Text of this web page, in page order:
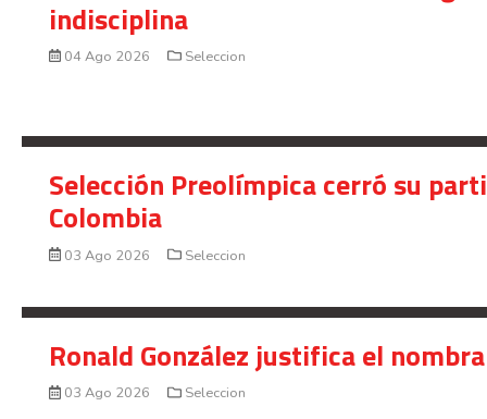
indisciplina
04 Ago 2026 Seleccion
Selección Preolímpica cerró su
Colombia
03 Ago 2026 Seleccion
Ronald González justifica el
03 Ago 2026 Seleccion